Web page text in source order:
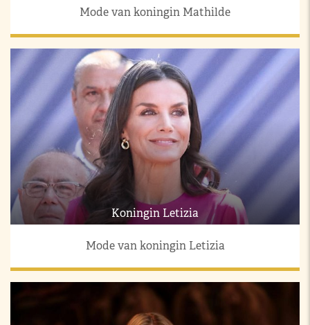
Mode van koningin Mathilde
Koningin Letizia
Mode van koningin Letizia